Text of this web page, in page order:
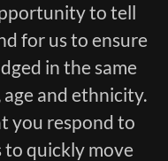
to tell
for us to ensure
in the same
age and ethnicity.
you respond to
quickly move